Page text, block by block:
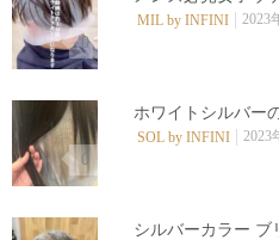
0
MIL by INFINI 2023
0
ホワイトシルバー
SOL by INFINI 2023
シルバーカラー ブ